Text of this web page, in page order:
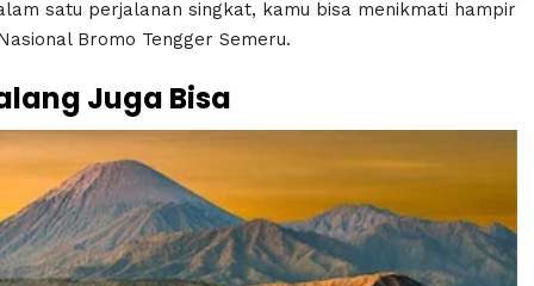
satu perjalanan singkat, kamu bisa menikmati hampir
Bromo Tengger Semeru.
Juga Bisa